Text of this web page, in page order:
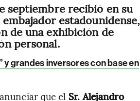
septiembre recibió en su
estadounidense,
de una exhibición de
personal.
grandes inversores con base en
que el Sr. Alejandro